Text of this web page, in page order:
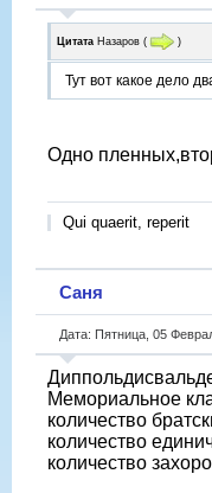
Цитата Назаров ( )
Тут вот какое дело
Одно
Qui quaerit, reperit
Саня
Дата: Пятница, 05
Мемориальное
количество
количество
количество